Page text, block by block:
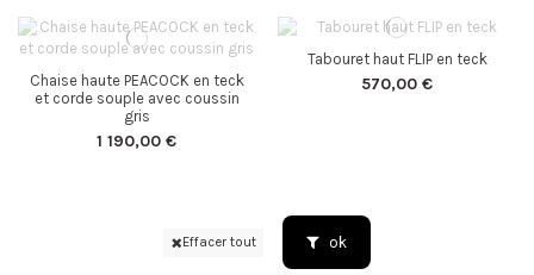
Chaise haute PEACOCK en teck
et corde souple avec coussin
gris
1 190,00 €
Tabouret haut FLIP en teck
570,00 €
Effacer tout ok